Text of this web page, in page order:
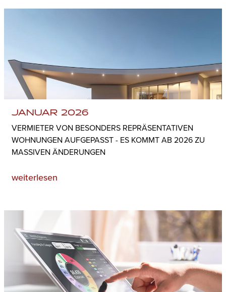
JANUAR 2026
VERMIETER VON BESONDERS REPRÄSENTATIVEN
WOHNUNGEN AUFGEPASST - ES KOMMT AB 2026 ZU
MASSIVEN ÄNDERUNGEN
weiterlesen